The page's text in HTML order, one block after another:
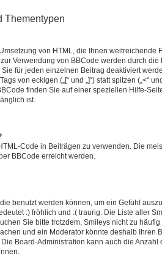
Thementypen
von HTML, die Ihnen weitreichende
zur Verwendung von BBCode werden durch
für jeden einzelnen Beitrag deaktiviert
von eckigen („[“ und „]“) statt spitzen („<“
finden Sie auf einer speziellen Hilfe-
ist.
Code in Beiträgen zu verwenden. Die
BBCode erreicht werden.
benutzt werden können, um ein Gefühl
:) fröhlich und :( traurig. Die Liste aller
Sie bitte trotzdem, Smileys nicht zu
und ein Moderator könnte deshalb Ihren
Board-Administration kann auch die